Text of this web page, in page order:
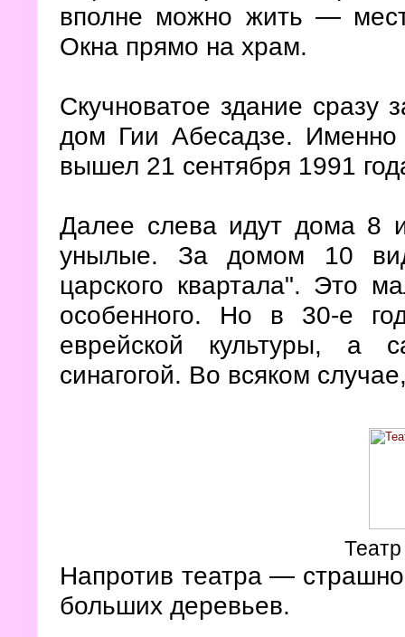
вполне можно жить —
Окна прямо на храм.
Скучноватое здание
дом Гии Абесадзе. Именно
вышел 21 сентября 1991
Далее слева идут дома 8
унылые. За домом 10
царского квартала". Это
особенного. Но в 30-е
еврейской культуры,
синагогой. Во всяком
Напротив театра —
больших деревьев.